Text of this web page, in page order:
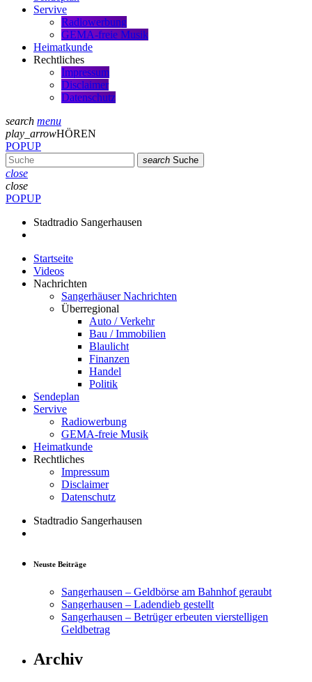
Servive
Radiowerbung
GEMA-freie Musik
Heimatkunde
Rechtliches
Impressum
Disclaimer
Datenschutz
search menu
play_arrowHÖREN
POPUP
search Suche
close
close
POPUP
Stadtradio Sangerhausen
Startseite
Videos
Nachrichten
Sangerhäuser Nachrichten
Überregional
Auto / Verkehr
Bau / Immobilien
Blaulicht
Finanzen
Handel
Politik
Sendeplan
Servive
Radiowerbung
GEMA-freie Musik
Heimatkunde
Rechtliches
Impressum
Disclaimer
Datenschutz
Stadtradio Sangerhausen
Neuste Beiträge
Sangerhausen – Geldbörse am Bahnhof geraubt
Sangerhausen – Ladendieb gestellt
Sangerhausen – Betrüger erbeuten vierstelligen
Geldbetrag
Archiv